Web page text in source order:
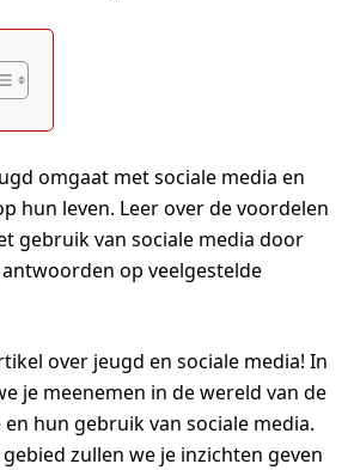
omgaat met sociale media en
hun leven. Leer over de voordelen
gebruik van sociale media door
op veelgestelde
over jeugd en sociale media! In
je meenemen in de wereld van de
hun gebruik van sociale media.
zullen we je inzichten geven